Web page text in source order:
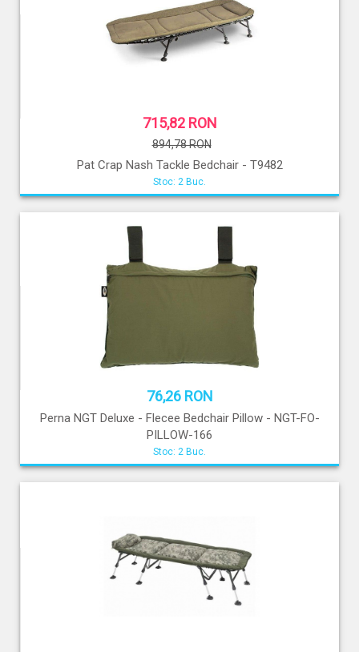
715,82 RON
894,78 RON
Pat Crap Nash Tackle Bedchair - T9482
Stoc: 2 Buc.
76,26 RON
Perna NGT Deluxe - Flecee Bedchair Pillow - NGT-FO-
PILLOW-166
Stoc: 2 Buc.